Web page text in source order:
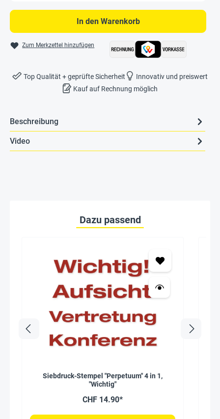
In den Warenkorb
Zum Merkzettel hinzufügen
Top Qualität + geprüfte Sicherheit
Innovativ und preiswert
Kauf auf Rechnung möglich
Beschreibung
Video
Dazu passend
Siebdruck-Stempel "Perpetuum" 4 in 1,
"Wichtig"
CHF 14.90*